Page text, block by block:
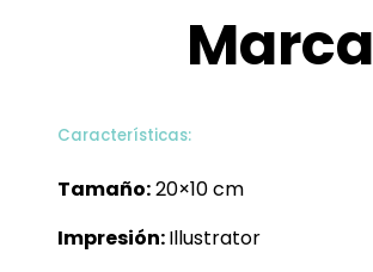
Marca
Características:
Tamaño:20×10 cm
Impresión:Illustrator